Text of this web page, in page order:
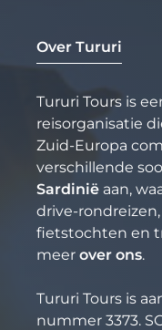
Over Tururi
Tururi Tours is
reisorganisatie
Zuid-Europa
verschillende
Sardinië aan,
drive-
fietstochten en
meer over ons.
Tururi Tours is
nummer 3373.